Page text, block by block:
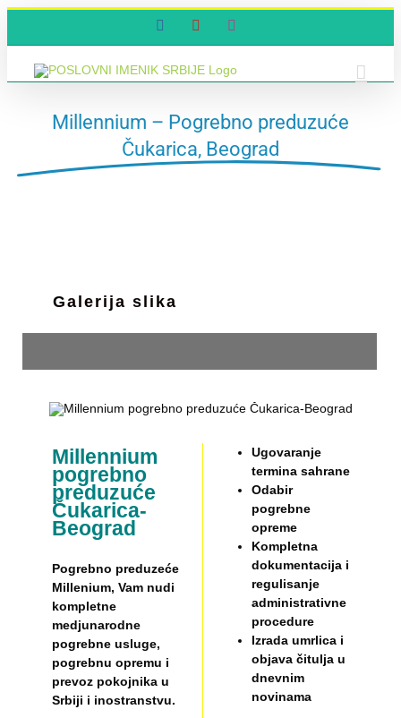
FacebookYouTube
Millennium – Pogrebno preduzuće
Čukarica, Beograd
Galerija slika
Millennium
pogrebno
preduzuće
Čukarica-
Beograd
Pogrebno preduzeće
Millenium, Vam nudi
kompletne
medjunarodne
pogrebne usluge,
pogrebnu opremu i
prevoz pokojnika u
Srbiji i inostranstvu.
Ugovaranje
termina sahrane
Odabir
pogrebne
opreme
Kompletna
dokumentacija i
regulisanje
administrativne
procedure
Izrada umrlica i
objava čitulja u
dnevnim
novinama